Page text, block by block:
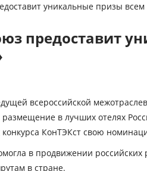
уникальные призы всем
предоставит
всероссийской
в лучших отелях
КонТЭКст свою
в продвижении
в стране.